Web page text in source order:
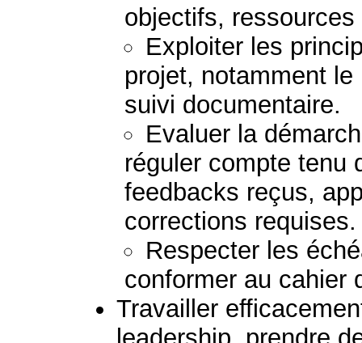
objectifs,
Exploiter les
projet, notamment
suivi documentaire.
Evaluer la
réguler compte tenu
feedbacks reçus,
corrections requises.
Respecter les
conformer au cahier
Travailler